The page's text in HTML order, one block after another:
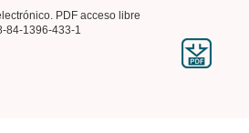
PDF acceso libre
84-1396-433-1